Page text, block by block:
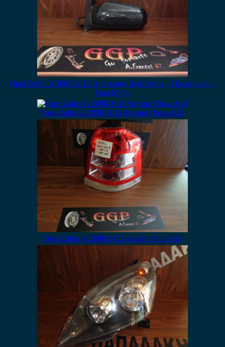
Opel Zafira B 2005-2012 Αριστερός Καθρέπτης – Ηλεκτρικός –
Γκρι Μπλε
Opel Zafira B 2008-2012 Φανάρι Πίσω Δεξί
Opel Zafira B 2008-2012 φανάρι πίσω δεξί